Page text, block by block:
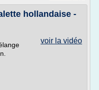
hollandaise -
voir la vidéo